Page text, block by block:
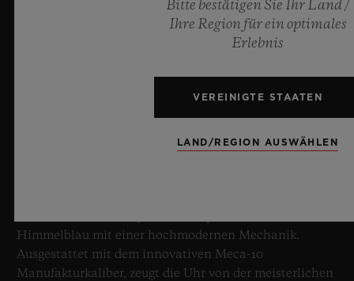
8. Juli 2026, Nyon, Schweiz – Hublot, unbestrittener
Himmelblau mit einer hochmodernen Mechanik.
Ausgestattet mit dem innovativen Meca-10
Manufakturkaliber, zeugt die Uhr von der meisterlichen
Bitte bestätigen Sie Ihr Land /
Ihre Region für ein optimales
Erlebnis
VEREINIGTE STAATEN
LAND/REGION AUSWÄHLEN